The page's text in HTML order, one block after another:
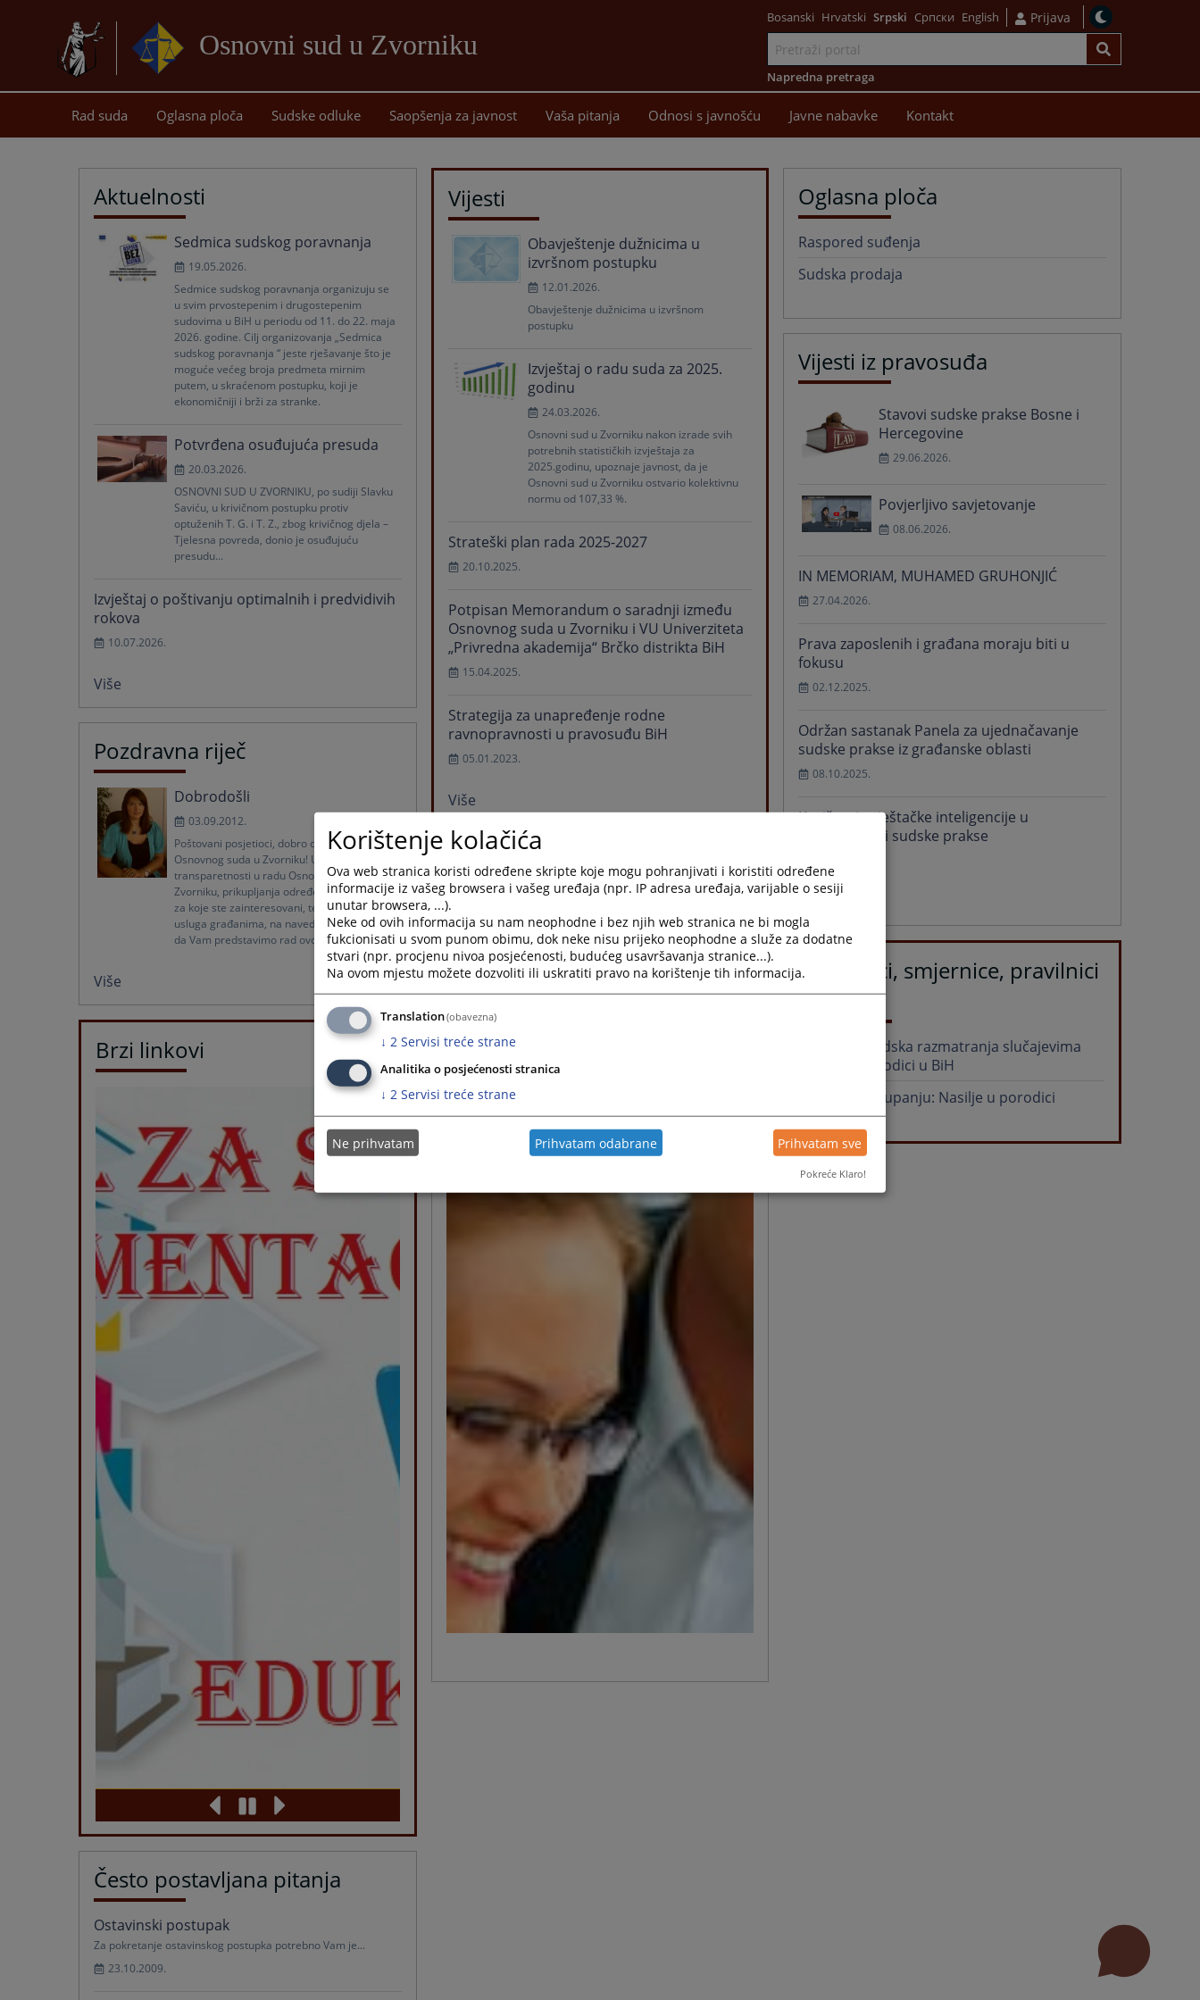
Osnovni sud u Zvorniku
sadržaj
Bosanski Hrvatski Srpski Српски English Prijava
Napredna pretraga
Rad suda Oglasna ploča Sudske odluke Saopšenja za javnost Vaša pitanja Odnosi s javnošću Javne nabavke Kontakt
Aktuelnosti
Sedmica sudskog poravnanja
19.05.2026.
Sedmice sudskog poravnanja organizuju se
u svim prvostepenim i drugostepenim
sudovima u BiH u periodu od 11. do 22. maja
2026. godine. Cilj organizovanja „Sedmica
sudskog poravnanja “ jeste rješavanje što je
moguće većeg broja predmeta mirnim
putem, u skraćenom postupku, koji je
ekonomičniji i brži za stranke.
Potvrđena osuđujuća presuda
20.03.2026.
OSNOVNI SUD U ZVORNIKU, po sudiji Slavku
Saviću, u krivičnom postupku protiv
optuženih T. G. i T. Z., zbog krivičnog djela –
Tjelesna povreda, donio je osuđujuću
presudu...
Izvještaj o poštivanju optimalnih i predvidivih
rokova
10.07.2026.
Više
Pozdravna riječ
Dobrodošli
03.09.2012.
Poštovani posjetioci, dobro došli na stranice
Osnovnog suda u Zvorniku! U cilju
transparetnosti u radu Osnovnog suda u
Zvorniku, prikupljanja određenih informacija
za koje ste zainteresovani, te pružanje
usluga građanima, na navedeni način želimo
da Vam predstavimo rad ovog suda...
Više
Brzi linkovi
Često postavljana pitanja
Ostavinski postupak
Za pokretanje ostavinskog postupka potrebno Vam je...
23.10.2009.
Vijesti
Obavještenje dužnicima u
izvršnom postupku
12.01.2026.
Obavještenje dužnicima u izvršnom
postupku
Izvještaj o radu suda za 2025.
godinu
24.03.2026.
Osnovni sud u Zvorniku nakon izrade svih
potrebnih statističkih izvještaja za
2025.godinu, upoznaje javnost, da je
Osnovni sud u Zvorniku ostvario kolektivnu
normu od 107,33 %.
Strateški plan rada 2025-2027
20.10.2025.
Potpisan Memorandum o saradnji između
Osnovnog suda u Zvorniku i VU Univerziteta
„Privredna akademija“ Brčko distrikta BiH
15.04.2025.
Strategija za unapređenje rodne
ravnopravnosti u pravosuđu BiH
05.01.2023.
Više
Sudski predmeti – online
Pristup putem Interneta
Oglasna ploča
Raspored suđenja
Sudska prodaja
Vijesti iz pravosuđa
Stavovi sudske prakse Bosne i
Hercegovine
29.06.2026.
Povjerljivo savjetovanje
08.06.2026.
IN MEMORIAM, MUHAMED GRUHONJIĆ
27.04.2026.
Prava zaposlenih i građana moraju biti u
fokusu
02.12.2025.
Održan sastanak Panela za ujednačavanje
sudske prakse iz građanske oblasti
08.10.2025.
Korištenje vještačke inteligencije u
harmonizaciji sudske prakse
Priručnici, smjernice, pravilnici
i dr.
Priručnik-Sudska razmatranja slučajevima
nasilja u porodici u BiH
Vodič u postupanju: Nasilje u porodici
Korištenje kolačića
Ova web stranica koristi određene skripte koje mogu pohranjivati i koristiti određene
informacije iz vašeg browsera i vašeg uređaja (npr. IP adresa uređaja, varijable o sesiji
unutar browsera, ...).
Neke od ovih informacija su nam neophodne i bez njih web stranica ne bi mogla
fukcionisati u svom punom obimu, dok neke nisu prijeko neophodne a služe za dodatne
stvari (npr. procjenu nivoa posjećenosti, budućeg usavršavanja stranice...).
Na ovom mjestu možete dozvoliti ili uskratiti pravo na korištenje tih informacija.
Translation(obavezna)
↓ 2 Servisi treće strane
Analitika o posjećenosti stranica
↓ 2 Servisi treće strane
Ne prihvatam Prihvatam odabrane Prihvatam sve
Pokreće Klaro!